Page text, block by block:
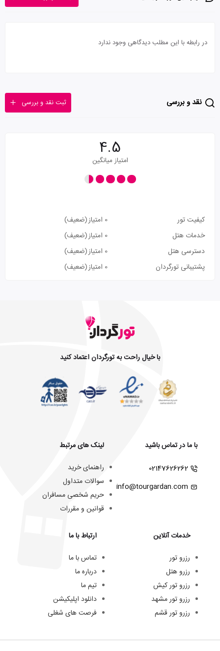
در رابطه با این مطلب دیدگاهی وجود ندارد
نقد و بررسی ثبت نقد و بررسی
4.5
امتیاز میانگین
کیفیت تور 0 امتیاز
(ضعیف)
خدمات هتل
0 امتیاز
(ضعیف)
دسترسی هتل
0 امتیاز
(ضعیف)
پشتیبانی تورگردان
0 امتیاز (ضعیف)
با خیال راحت به تورگردان اعتماد کنید
با ما در تماس باشید
02147626262
info@tourgardan.com
خدمات آنلاین
رزرو تور
رزرو هتل
رزرو تور کیش
رزرو تور مشهد
رزرو تور قشم
لینک های مرتبط
راهنمای خرید
سوالات متداول
حریم شخصی مسافران
قوانین و مقررات
ارتباط با ما
تماس با ما
درباره ما
تیم ما
دانلود اپلیکیشن
فرصت های شغلی